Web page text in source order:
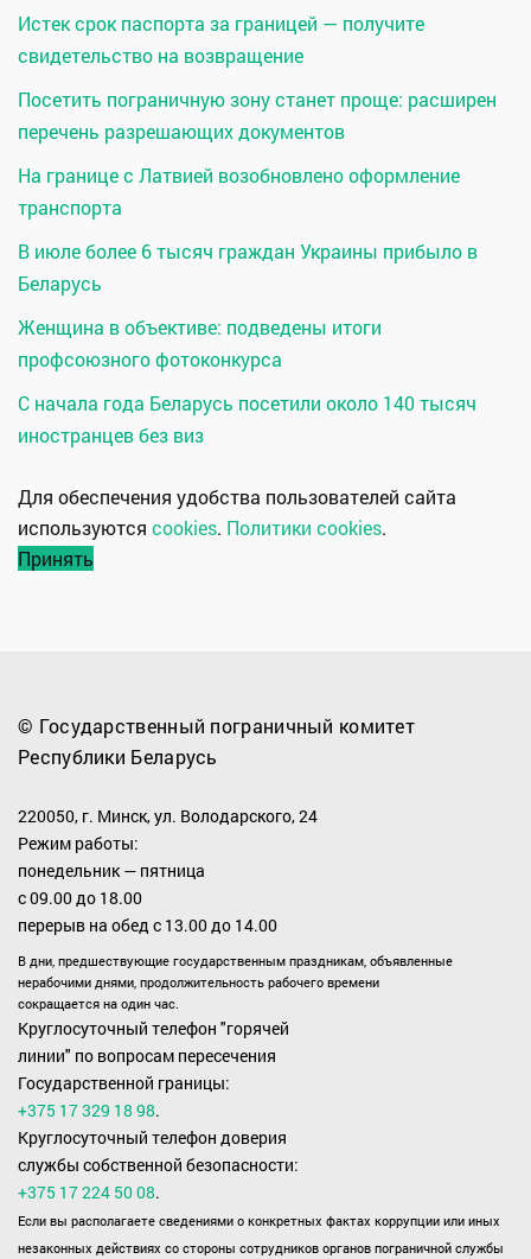
Истек срок паспорта за границей — получите
свидетельство на возвращение
Посетить пограничную зону станет проще: расширен
перечень разрешающих документов
На границе с Латвией возобновлено оформление
транспорта
В июле более 6 тысяч граждан Украины прибыло в
Беларусь
Женщина в объективе: подведены итоги
профсоюзного фотоконкурса
С начала года Беларусь посетили около 140 тысяч
иностранцев без виз
Для обеспечения удобства пользователей сайта
используются cookies. Политики cookies.
Принять
© Государственный пограничный комитет
Республики Беларусь
220050, г. Минск, ул. Володарского, 24
Режим работы:
понедельник — пятница
с 09.00 до 18.00
перерыв на обед с 13.00 до 14.00
В дни, предшествующие государственным праздникам, объявленные
нерабочими днями, продолжительность рабочего времени
сокращается на один час.
Круглосуточный телефон "горячей
линии" по вопросам пересечения
Государственной границы:
+375 17 329 18 98.
Круглосуточный телефон доверия
службы собственной безопасности:
+375 17 224 50 08.
Если вы располагаете сведениями о конкретных фактах коррупции или иных
незаконных действиях со стороны сотрудников органов пограничной службы